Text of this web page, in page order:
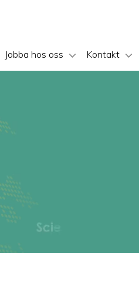
Jobba hos oss Kontakt